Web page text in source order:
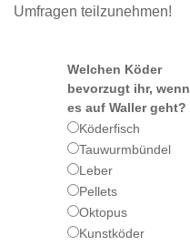
Umfragen teilzunehmen!
Welchen Köder
bevorzugt ihr, wenn
es auf Waller geht?
Köderfisch
Tauwurmbündel
Leber
Pellets
Oktopus
Kunstköder